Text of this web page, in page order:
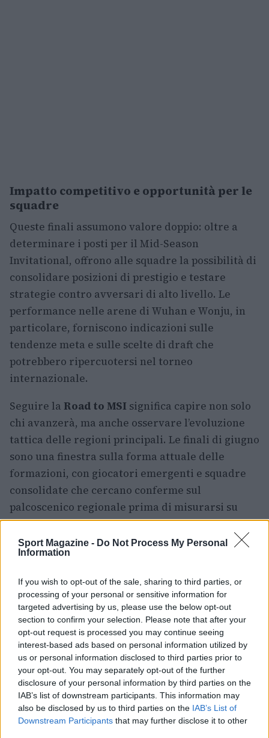
Sport Magazine - Do Not Process My Personal
Information
If you wish to opt-out of the sale, sharing to third parties, or
processing of your personal or sensitive information for
targeted advertising by us, please use the below opt-out
section to confirm your selection. Please note that after your
opt-out request is processed you may continue seeing
interest-based ads based on personal information utilized by
us or personal information disclosed to third parties prior to
your opt-out. You may separately opt-out of the further
disclosure of your personal information by third parties on the
IAB’s list of downstream participants. This information may
also be disclosed by us to third parties on the IAB’s List of
Downstream Participants that may further disclose it to other
Impatto competitivo e opportunità per le
squadre
Queste finali assumono valore doppio: oltre a
determinare i posti per il Mid-Season
Invitational, offrono alle squadre la possibilità di
consolidare posizioni di prestigio e testare
strategie contro avversari di alto livello. Le
performance nelle arene di Wuhan e Wonju, in
particolare, forniscono indicazioni sulle
tendenze meta e sulle scelte di draft che
potrebbero ripercuotersi nel torneo
internazionale.
Seguire la Road to MSI significa capire non solo
chi avanzerà, ma anche osservare l’evoluzione
tattica delle regioni principali. Le finali di giugno
sono una finestra sulla forma attuale delle
formazioni, con giocatori emergenti e squadre
consolidate che cercano conferme sul
palcoscenico regionale prima di misurarsi su
scala mondiale.
Per gli spettatori, la raccomandazione è
per ciascuna lega e verificare gli orari locali
delle partite. I match del 7 e del 14 giugno
rappresentano tappe decisive della stagione e
promettono scontri spettacolari e momenti
chiave per l’accesso al Mid-Season Invitational.
Francesca Lombardi